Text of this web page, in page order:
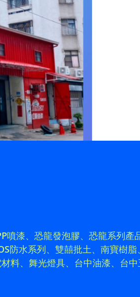
噴漆、恐龍發泡膠、恐龍系列產
防水系列、雙囍批土、南寶樹
料、舞光燈具、台中油漆、台